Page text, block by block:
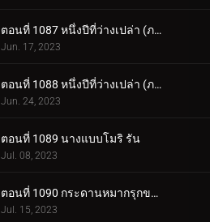
ตอนที่ 1087 หนึ่งปีที่ว่างเปล่า (ภาคแรก)
Jun. 17, 2023
ตอนที่ 1088 หนึ่งปีที่ว่างเปล่า (ภาคจบ)
Jun. 24, 2023
ตอนที่ 1089 นางแบบโมริ รัน
Jul. 08, 2023
ตอนที่ 1090 กระดานหมากรุกของไทโค เมจิน (ภาคหมากแรก)
Jul. 15, 2023